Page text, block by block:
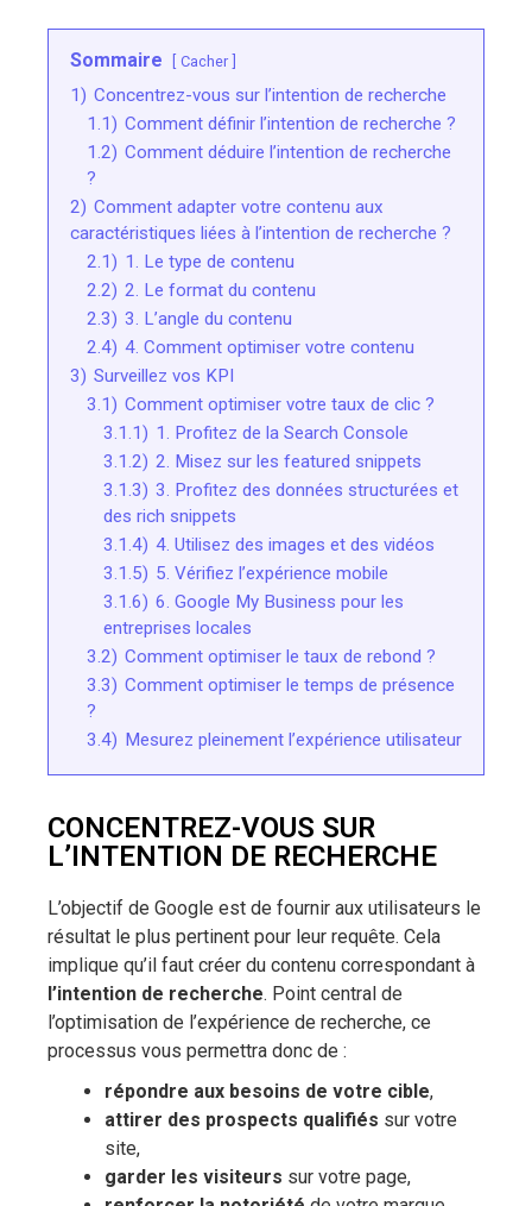
Sommaire Cacher
1) Concentrez-vous sur l’intention de recherche
1.1) Comment définir l’intention de recherche ?
1.2) Comment déduire l’intention de recherche
?
2) Comment adapter votre contenu aux
caractéristiques liées à l’intention de recherche ?
2.1) 1. Le type de contenu
2.2) 2. Le format du contenu
2.3) 3. L’angle du contenu
2.4) 4. Comment optimiser votre contenu
3) Surveillez vos KPI
3.1) Comment optimiser votre taux de clic ?
3.1.1) 1. Profitez de la Search Console
3.1.2) 2. Misez sur les featured snippets
3.1.3) 3. Profitez des données structurées et
des rich snippets
3.1.4) 4. Utilisez des images et des vidéos
3.1.5) 5. Vérifiez l’expérience mobile
3.1.6) 6. Google My Business pour les
entreprises locales
3.2) Comment optimiser le taux de rebond ?
3.3) Comment optimiser le temps de présence
?
3.4) Mesurez pleinement l’expérience utilisateur
CONCENTREZ-VOUS SUR
L’INTENTION DE RECHERCHE
L’objectif de Google est de fournir aux utilisateurs le
résultat le plus pertinent pour leur requête. Cela
implique qu’il faut créer du contenu correspondant à
l’intention de recherche. Point central de
l’optimisation de l’expérience de recherche, ce
processus vous permettra donc de :
répondre aux besoins de votre cible,
attirer des prospects qualifiés sur votre
site,
garder les visiteurs sur votre page,